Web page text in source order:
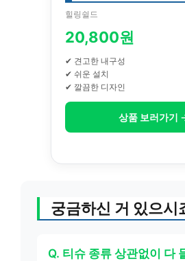
힐링쉴드
20,800원
✔ 견고한 내구성
✔ 쉬운 설치
✔ 깔끔한 디자인
상품 보러가기
궁금하신 거 있으시
Q. 티슈 종류 상관없이 다